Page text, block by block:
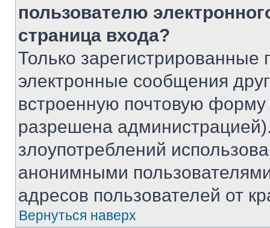
пользователю
страница входа?
Только зарегистрированные
электронные сообщения
встроенную почтовую
разрешена
злоупотреблений
анонимными
адресов пользователей от
Вернуться наверх